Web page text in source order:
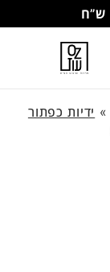
» ידיות כפתור